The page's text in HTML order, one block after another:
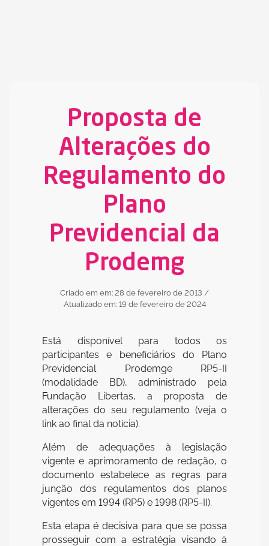
Proposta de
Alterações do
Regulamento do
Plano
Previdencial da
Prodemg
Criado em em: 28 de fevereiro de 2013 /
Atualizado em: 19 de fevereiro de 2024
Está disponível para todos os
participantes e beneficiários do Plano
Previdencial Prodemge RP5-II
(modalidade BD), administrado pela
Fundação Libertas, a proposta de
alterações do seu regulamento (veja o
link ao final da notícia).
Além de adequações à legislação
vigente e aprimoramento de redação, o
documento estabelece as regras para
junção dos regulamentos dos planos
vigentes em 1994 (RP5) e 1998 (RP5-II).
Esta etapa é decisiva para que se possa
prosseguir com a estratégia visando à